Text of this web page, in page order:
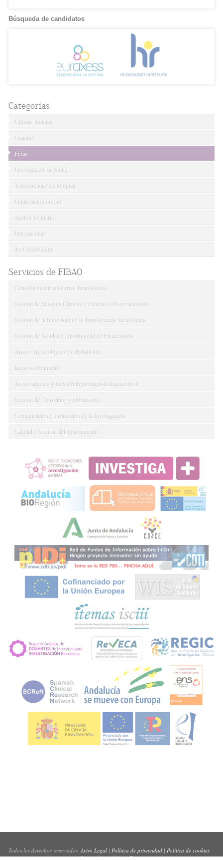
Búsqueda de candidatos
Categorías
Últimas noticias
General
Fibao
Investigación en Salud
Transferencia Tecnológica
Financiación I+D+I
Acción Solidaria
Internacional
ibs.GRANADA
Servicios de FIBAO
Consulta nuestras Ofertas Tecnológicas
Gestión de Ensayos Clínicos y Estudios Observacionales
Gestión de la Innovación y la Transferencia Tecnológica
Gestión de Ayudas y Oportunidad de Financiación
Apoyo Metodológico y/o Estadístico
Recursos Humanos
Asesoramiento y Gestión Económica-Administrativa
Gestión de Convenios y Donaciones
Comunicación y Promoción de la Investigación
Calidad y Gestión del conocimiento
Todos los derechos reservados.Aviso Legal| Política de privacidad| Política de cookies
Sitio web creado porPynso